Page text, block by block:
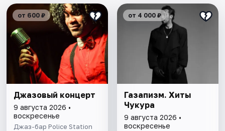
от 600 ₽
Джазовый концерт
9 августа 2026 •
воскресенье
Джаз-бар Police Station
от 4 000 ₽
Газапизм. Хиты
Чукура
9 августа 2026 •
воскресенье